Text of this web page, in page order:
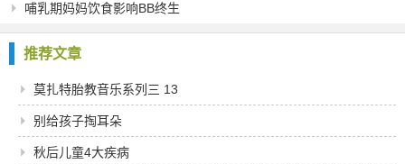
哺乳期妈妈饮食影响BB终生
推荐文章
莫扎特胎教音乐系列三 13
别给孩子掏耳朵
秋后儿童4大疾病